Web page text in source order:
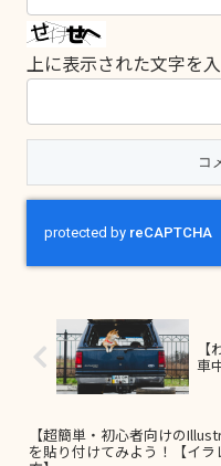
上に表示された文字を
車
【超簡単・初心者向けの
を貼り付けてみよう！【イラ